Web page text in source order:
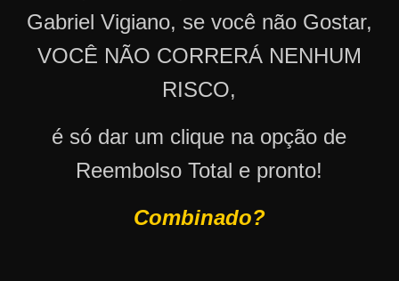
Gabriel Vigiano, se você não Gostar,
VOCÊ NÃO CORRERÁ NENHUM
RISCO,
é só dar um clique na opção de
Reembolso Total e pronto!
Combinado?